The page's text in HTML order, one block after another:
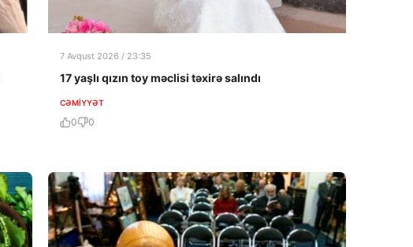
7 Avqust 2026 / 23:35
17 yaşlı qızın toy məclisi təxirə salındı
CƏMIYYƏT
0 0